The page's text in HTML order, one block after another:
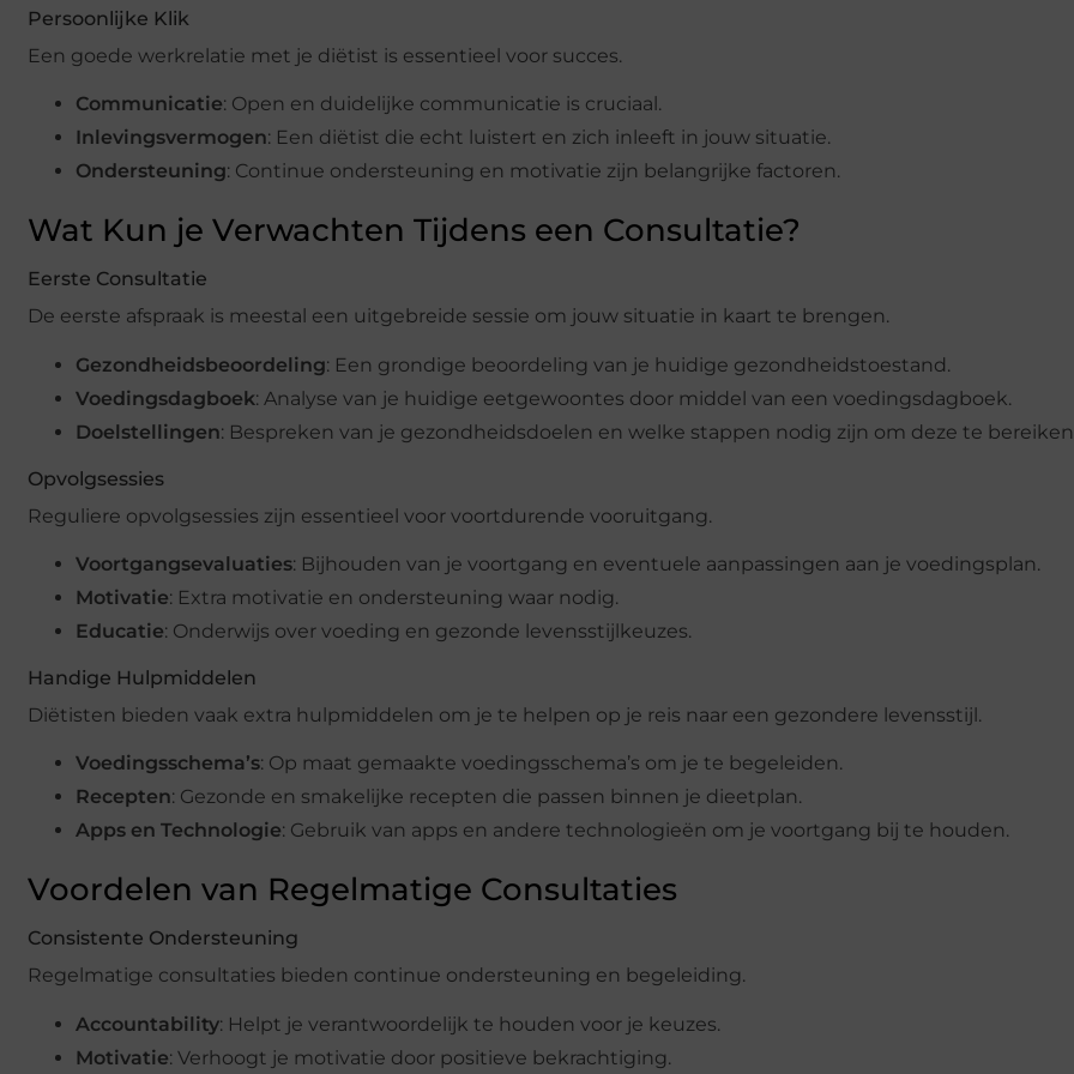
Persoonlijke Klik
Een goede werkrelatie met je diëtist is essentieel voor succes.
Communicatie: Open en duidelijke communicatie is cruciaal.
Inlevingsvermogen: Een diëtist die echt luistert en zich inleeft in jouw situatie.
Ondersteuning: Continue ondersteuning en motivatie zijn belangrijke factoren.
Wat Kun je Verwachten Tijdens een Consultatie?
Eerste Consultatie
De eerste afspraak is meestal een uitgebreide sessie om jouw situatie in kaart te brengen.
Gezondheidsbeoordeling: Een grondige beoordeling van je huidige gezondheidstoestand.
Voedingsdagboek: Analyse van je huidige eetgewoontes door middel van een voedingsdagboek.
Doelstellingen: Bespreken van je gezondheidsdoelen en welke stappen nodig zijn om deze te
Opvolgsessies
Reguliere opvolgsessies zijn essentieel voor voortdurende vooruitgang.
Voortgangsevaluaties: Bijhouden van je voortgang en eventuele aanpassingen aan je voedingsplan.
Motivatie: Extra motivatie en ondersteuning waar nodig.
Educatie: Onderwijs over voeding en gezonde levensstijlkeuzes.
Handige Hulpmiddelen
Diëtisten bieden vaak extra hulpmiddelen om je te helpen op je reis naar een gezondere levensstijl.
Voedingsschema’s: Op maat gemaakte voedingsschema’s om je te begeleiden.
Recepten: Gezonde en smakelijke recepten die passen binnen je dieetplan.
Apps en Technologie: Gebruik van apps en andere technologieën om je voortgang bij te houden.
Voordelen van Regelmatige Consultaties
Consistente Ondersteuning
Regelmatige consultaties bieden continue ondersteuning en begeleiding.
Accountability: Helpt je verantwoordelijk te houden voor je keuzes.
Motivatie: Verhoogt je motivatie door positieve bekrachtiging.